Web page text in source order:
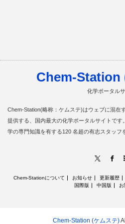
Chem-Station
化学ポータル
Chem-Station(略称：ケムステ)はウェブに混在
提供する、国内最大の化学ポータルサイトで
学の専門知識を有する120 名超の有志スタッフ
Chem-Stationについて お知らせ 更新履歴
国際版
中国版
Chem-Station (ケムステ)